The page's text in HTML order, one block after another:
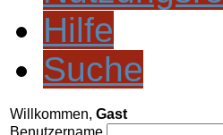
Hilfe
Suche
Willkommen, Gast